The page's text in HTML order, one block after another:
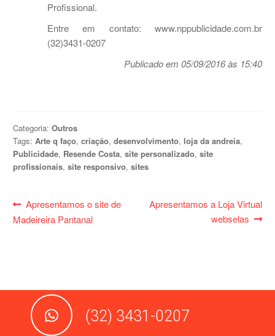
Profissional.
Entre em contato: www.nppublicidade.com.br
(32)3431-0207
Publicado em 05/09/2016 às 15:40
Categoria:Outros
Tags: Arte q faço,criação,desenvolvimento, loja da andreia,
Publicidade, Resende Costa,site personalizado,site
profissionais,site responsivo,sites
Navegação
Post
Post
anterior:
Apresentamos o site de
Madeireira Pantanal
Próximo
Apresentamos a Loja Virtual
webselas
(32) 3431-0207